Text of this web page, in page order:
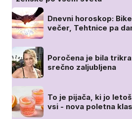
Dnevni horoskop:
večer, Tehtnice pa
Poročena je bila
srečno zaljubljena
To je pijača, ki jo
vsi - nova poletna